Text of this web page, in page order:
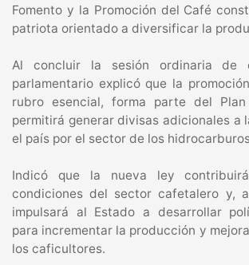
Fomento y la Promoción del Café
patriota orientado a diversificar la
Al concluir la sesión ordinaria de
parlamentario explicó que la
rubro esencial, forma parte del
permitirá generar divisas adicionales a
el país por el sector de los
Indicó que la nueva ley
condiciones del sector cafetalero y,
impulsará al Estado a desarrollar
para incrementar la producción y
los caficultores.